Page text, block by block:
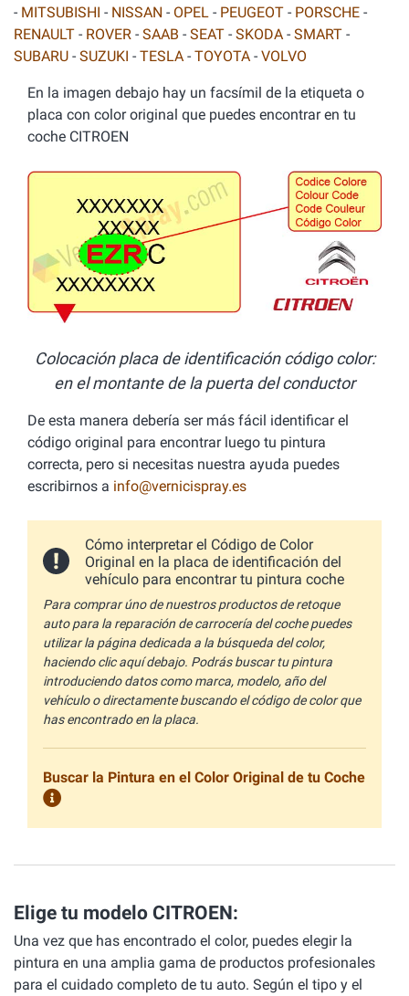
- MITSUBISHI - NISSAN - OPEL - PEUGEOT - PORSCHE -
RENAULT - ROVER - SAAB - SEAT - SKODA - SMART -
SUBARU - SUZUKI - TESLA - TOYOTA - VOLVO
En la imagen debajo hay un facsímil de la etiqueta o
placa con color original que puedes encontrar en tu
coche CITROEN
Colocación placa de identificación código color:
en el montante de la puerta del conductor
De esta manera debería ser más fácil identificar el
código original para encontrar luego tu pintura
correcta, pero si necesitas nuestra ayuda puedes
escribirnos a info@vernicispray.es
Cómo interpretar el Código de Color
Original en la placa de identificación del
vehículo para encontrar tu pintura coche
Para comprar úno de nuestros productos de retoque
auto para la reparación de carrocería del coche puedes
utilizar la página dedicada a la búsqueda del color,
haciendo clic aquí debajo. Podrás buscar tu pintura
introduciendo datos como marca, modelo, año del
vehículo o directamente buscando el código de color que
has encontrado en la placa.
Buscar la Pintura en el Color Original de tu Coche
Elige tu modelo CITROEN:
Una vez que has encontrado el color, puedes elegir la
pintura en una amplia gama de productos profesionales
para el cuidado completo de tu auto. Según el tipo y el